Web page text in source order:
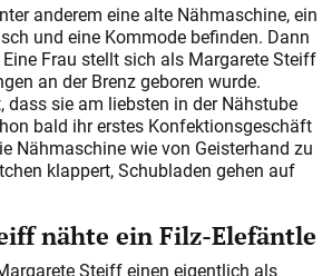
anderem eine alte Nähmaschine, ein
und eine Kommode befinden. Dann
Frau stellt sich als Margarete Steiff
an der Brenz geboren wurde.
dass sie am liebsten in der Nähstube
bald ihr erstes Konfektionsgeschäft
Nähmaschine wie von Geisterhand zu
klappert, Schubladen gehen auf
nähte ein Filz-Elefäntle
Steiff einen eigentlich als